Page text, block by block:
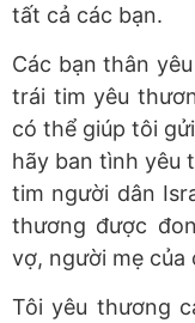
tất cả các bạn.
Các bạn thân
trái tim yêu
có thể giúp tôi
hãy ban tình yêu
tim người dân
thương được
vợ, người mẹ của
Tôi yêu thương